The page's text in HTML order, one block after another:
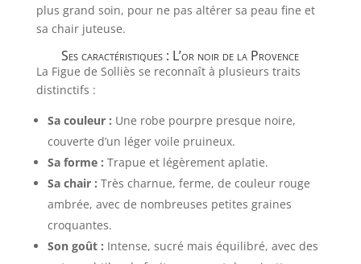
plus grand soin, pour ne pas altérer sa peau fine et
sa chair juteuse.
Ses caractéristiques : L’or noir de la Provence
La Figue de Solliès se reconnaît à plusieurs traits
distinctifs :
Sa couleur : Une robe pourpre presque noire,
couverte d’un léger voile pruineux.
Sa forme : Trapue et légèrement aplatie.
Sa chair : Très charnue, ferme, de couleur rouge
ambrée, avec de nombreuses petites graines
croquantes.
Son goût : Intense, sucré mais équilibré, avec des